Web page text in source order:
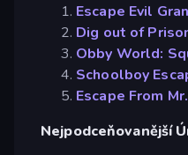
Escape Evil
Dig out of
Obby World:
Schoolboy
Escape From
Nejpodceňovanější